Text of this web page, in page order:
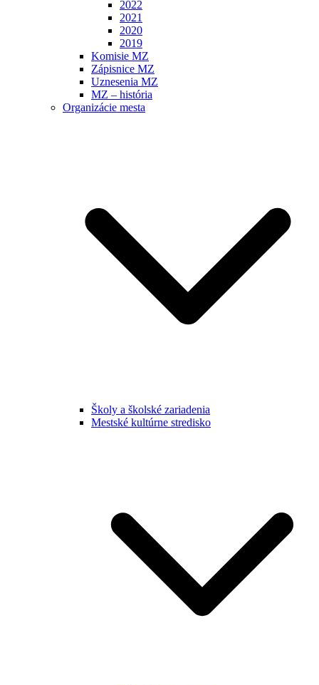
2022
2021
2020
2019
Komisie MZ
Zápisnice MZ
Uznesenia MZ
MZ – história
Organizácie mesta
Školy a školské zariadenia
Mestské kultúrne stredisko